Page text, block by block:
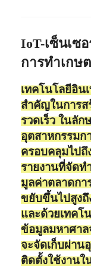
IoT-เซ็นเซ
การทำเกษ
เทคโนโลยีอิน
สำคัญในการส
รวดเร็ว ในลั
อุตสาหกรรมก
ครอบคลุมไปถึ
รายงานที่จัดท
มูลค่าตลาดกา
ขยับขึ้นไปสูงถึ
และด้วยเทคโ
ข้อมูลมหาศาล
จะจัดเก็บผ่าน
ติดตั้งใช้งานใ